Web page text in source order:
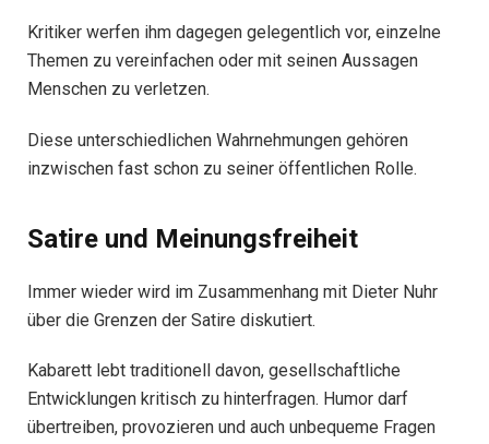
Kritiker werfen ihm dagegen gelegentlich vor, einzelne
Themen zu vereinfachen oder mit seinen Aussagen
Menschen zu verletzen.
Diese unterschiedlichen Wahrnehmungen gehören
inzwischen fast schon zu seiner öffentlichen Rolle.
Satire und Meinungsfreiheit
Immer wieder wird im Zusammenhang mit Dieter Nuhr
über die Grenzen der Satire diskutiert.
Kabarett lebt traditionell davon, gesellschaftliche
Entwicklungen kritisch zu hinterfragen. Humor darf
übertreiben, provozieren und auch unbequeme Fragen